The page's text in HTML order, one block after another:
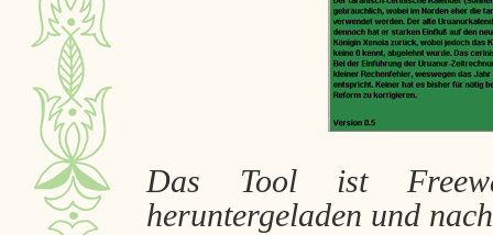
Das Tool ist
heruntergeladen und